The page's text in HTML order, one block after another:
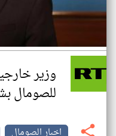
وزير
للصومال
اخبار الصومال